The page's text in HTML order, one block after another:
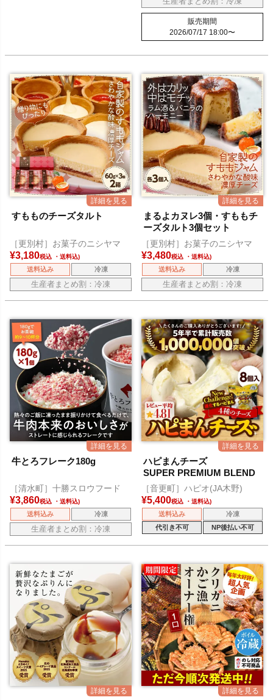
販売期間
2026/07/17 18:00〜
すもものチーズタルト
［更別村］お菓子のニシヤマ
¥3,180税込
送料込み 冷凍
生産者まとめ割：冷凍
まるよカヌレ3個・すももチ
ーズタルト3個セット
［更別村］お菓子のニシヤマ
¥3,480税込
送料込み 冷凍
生産者まとめ割：冷凍
牛とろフレーク180g
［清水町］十勝スロウフード
¥3,860税込
送料込み 冷凍
生産者まとめ割：冷凍
ハピまんチーズ
SUPER PREMIUM BLEND
［音更町］ハピオ(JA木野)
¥5,400税込
送料込み
冷凍
代引き不可
NP後払い不可